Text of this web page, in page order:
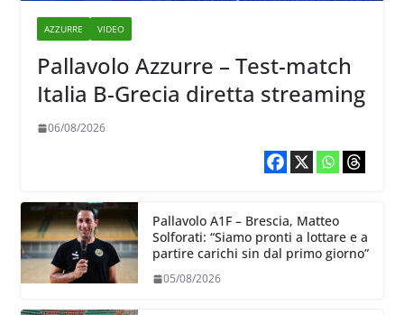
AZZURRE VIDEO
Pallavolo Azzurre – Test-match
Italia B-Grecia diretta streaming
06/08/2026
Pallavolo A1F – Brescia, Matteo
Solforati: “Siamo pronti a lottare e a
partire carichi sin dal primo giorno”
05/08/2026